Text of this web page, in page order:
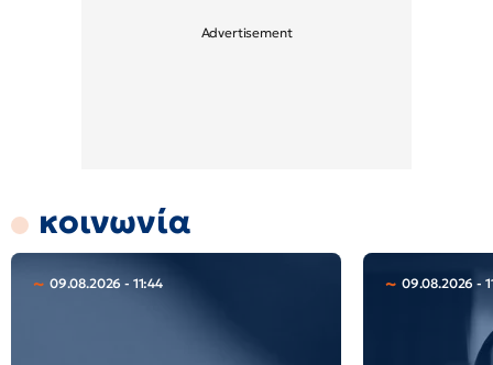
κοινωνία
09.08.2026 - 11:44 09.08.2026 -